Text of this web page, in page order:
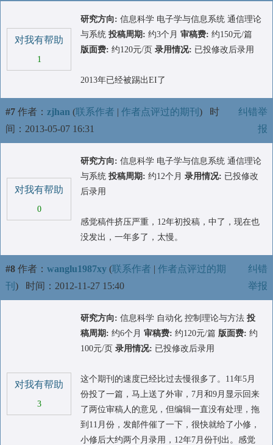
对我有帮助
1
研究方向: 信息科学 电子学与信息系统 通信理论
与系统 投稿周期: 约3个月 审稿费: 约150元/篇
版面费: 约120元/页 录用情况: 已投修改后录用
2013年已经被踢出EI了
#7 作者： zjhan (联系作者 | 作者点评过的期刊 ) 时
间：2013-05-07 16:31
纠错举
报
对我有帮助
0
研究方向: 信息科学 电子学与信息系统 通信理论
与系统 投稿周期: 约12个月 录用情况: 已投修改
后录用
感觉稿件挤压严重，12年初投稿，中了，现在也
没发出，一年多了，太慢。
#8 作者： wanglu1987xy (联系作者 | 作者点评过的期
刊 ) 时间：2012-11-27 15:40
纠错
举报
对我有帮助
3
研究方向: 信息科学 自动化 控制理论与方法 投
稿周期: 约6个月 审稿费: 约120元/篇 版面费: 约
100元/页 录用情况: 已投修改后录用
这个期刊的速度已经比过去慢很多了。11年5月
份投了一篇，马上送了外审，7月和9月显示回来
了两位审稿人的意见，但编辑一直没有处理，拖
到11月份，发邮件催了一下，很快就给了小修，
小修后大约两个月录用，12年7月份刊出。感觉